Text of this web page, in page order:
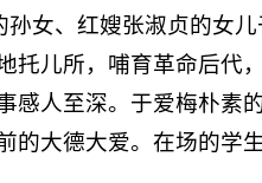
孙女、红嫂张淑贞的女
托儿所，哺育革命后代
感人至深。于爱梅朴素
的大德大爱。在场的学